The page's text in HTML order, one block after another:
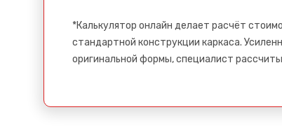
*Калькулятор онлайн делает расчёт
стандартной конструкции каркаса.
оригинальной формы, специалист